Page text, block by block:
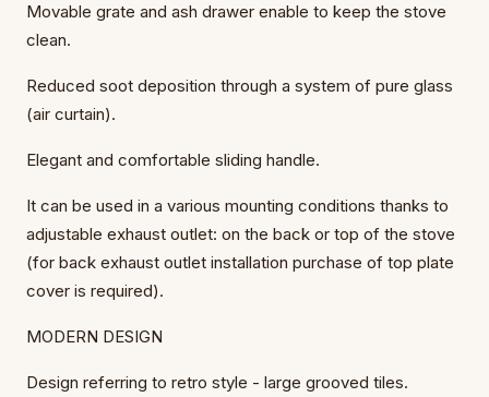
Movable grate and ash drawer enable to keep the stove
clean.
Reduced soot deposition through a system of pure glass
(air curtain).
Elegant and comfortable sliding handle.
It can be used in a various mounting conditions thanks to
adjustable exhaust outlet: on the back or top of the stove
(for back exhaust outlet installation purchase of top plate
cover is required).
MODERN DESIGN
Design referring to retro style - large grooved tiles.